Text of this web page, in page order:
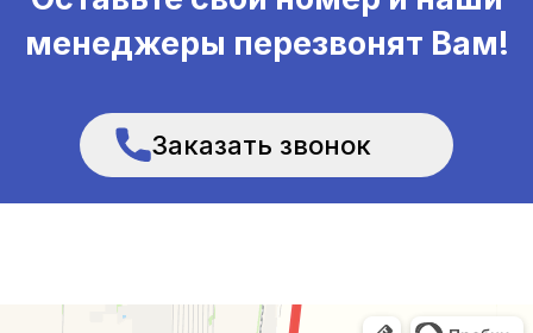
менеджеры перезвонят Вам!
Заказать звонок